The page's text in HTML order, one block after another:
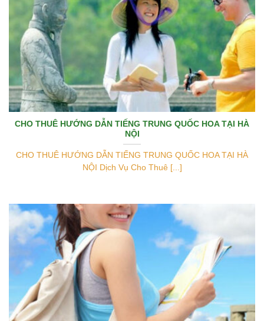
CHO THUÊ HƯỚNG DẪN TIẾNG TRUNG QUỐC HOA TẠI HÀ
NỘI
CHO THUÊ HƯỚNG DẪN TIẾNG TRUNG QUỐC HOA TẠI HÀ
NỘI Dịch Vụ Cho Thuê [...]